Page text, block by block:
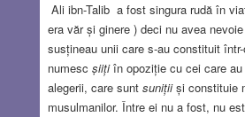
Ali ibn-Talib a fost singura rudă în
era văr și ginere ) deci nu avea
susțineau unii care s-au constituit
numesc șiițiîn opoziție cu cei care
alegerii, care sunt sunițiiși constituie
musulmanilor. Între ei nu a fost, nu